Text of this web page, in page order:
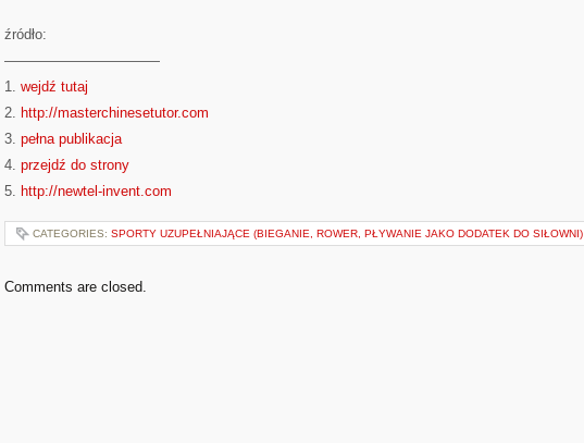
źródło:
———————————
1. wejdź tutaj
2. http://masterchinesetutor.com
3. pełna publikacja
4. przejdź do strony
5. http://newtel-invent.com
CATEGORIES: SPORTY UZUPEŁNIAJĄCE (BIEGANIE, ROWER, PŁYWANIE JAKO DODATEK DO SIŁOWNI)
Comments are closed.